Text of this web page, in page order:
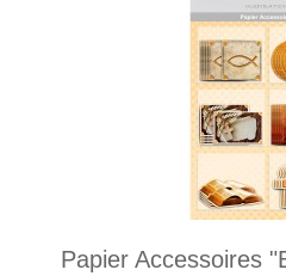
Papier Accessoires